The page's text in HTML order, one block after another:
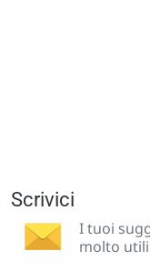
Scrivici
I tuoi
molto